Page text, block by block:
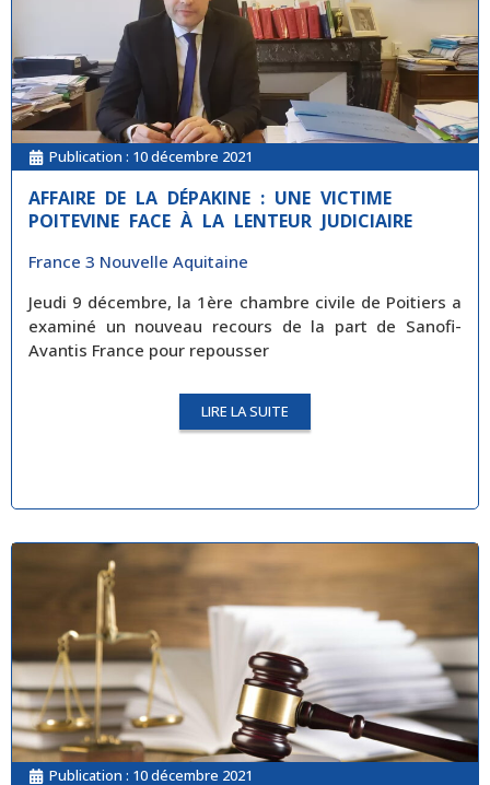
Publication : 10 décembre 2021
AFFAIRE DE LA DÉPAKINE : UNE VICTIME
POITEVINE FACE À LA LENTEUR JUDICIAIRE
France 3 Nouvelle Aquitaine
Jeudi 9 décembre, la 1ère chambre civile de Poitiers a
examiné un nouveau recours de la part de Sanofi-
Avantis France pour repousser
LIRE LA SUITE
Publication : 10 décembre 2021